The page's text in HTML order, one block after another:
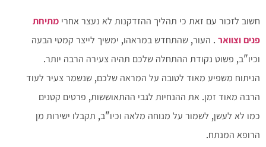
חשוב לזכור עם זאת כי תהליך ההזדקנות לא נעצר אחרי מתיחת
פנים וצוואר . העור, שהתחדש במראהו, ימשיך לייצר קמטי הבעה
וכיו"ב, פשוט נקודת ההתחלה שלכם תהיה צעירה הרבה יותר.
הניתוח משפיע מאוד לטובה על המראה שלכם, שנשמר צעיר לעוד
הרבה מאוד זמן. את ההנחיות לגבי ההתאוששות, פרטים קטנים
כמו לא לעשן, לשמור על מנוחה מלאה וכיו"ב, תקבלו ישירות מן
הרופא המנתח.